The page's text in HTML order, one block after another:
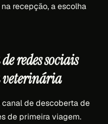
recepção, a escolha
redes sociais
de descoberta de
de primeira viagem.